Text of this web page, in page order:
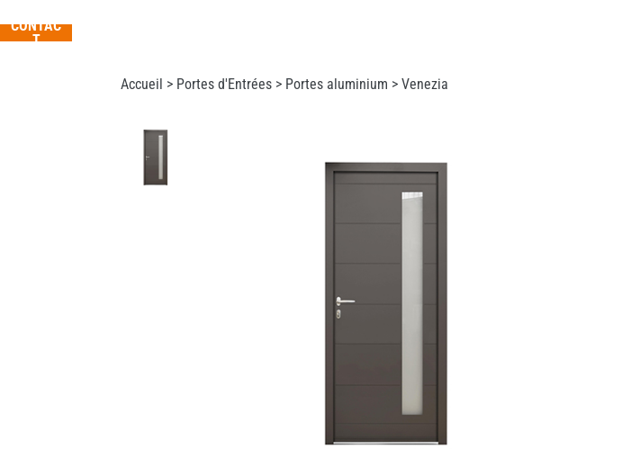
Accueil > Portes d'Entrées > Portes aluminium > Venezia
CONTAC
T